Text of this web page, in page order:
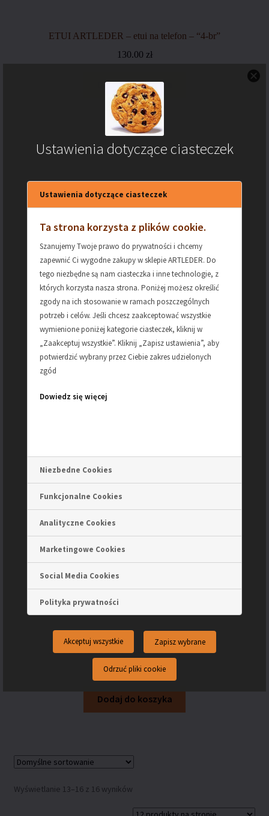
ETUI ARTLEDER – etui na telefon – “4-br”
130.00 zł
Dodaj do koszyka
ETUI ARTLEDER – etui na telefon – “4-cz”
130.00zł
Dodaj do koszyka
ETUI ARTLEDER – etui na telefon – “9-cz”
130.00zł
Dodaj do koszyka
Wyświetlanie 13–16 z 16 wyników
Ustawienia dotyczące ciasteczek
Ustawienia dotyczące ciasteczek
Ta strona korzysta z plików cookie.
Szanujemy Twoje prawo do prywatności i chcemy
zapewnić Ci wygodne zakupy w sklepie ARTLEDER. Do
tego niezbędne są nam ciasteczka i inne technologie, z
których korzysta nasza strona. Poniżej możesz określić
zgody na ich stosowanie w ramach poszczególnych
potrzeb i celów. Jeśli chcesz zaakceptować wszystkie
wymienione poniżej kategorie ciasteczek, kliknij w
„Zaakceptuj wszystkie”. Kliknij „Zapisz ustawienia”, aby
potwierdzić wybrany przez Ciebie zakres udzielonych
zgód
Dowiedz się więcej
Niezbedne Cookies
Funkcjonalne Cookies
Analityczne Cookies
Marketingowe Cookies
Social Media Cookies
Polityka prywatności
Akceptuj wszystkie Zapisz wybrane
Odrzuć pliki cookie